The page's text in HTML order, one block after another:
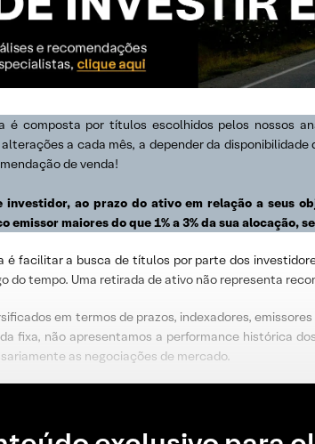
é composta por títulos escolhidos pelos nossos
a cada mês, a depender da
de venda!
ao prazo do ativo em relação a seus
maiores do que 1% a 3% da sua alocação,
é facilitar a busca de títulos por parte dos
do tempo. Uma retirada de ativo não representa
em termos de prazos, indexadores,
fixa, não apresentamos a performance histórica
as negociações de mercado.